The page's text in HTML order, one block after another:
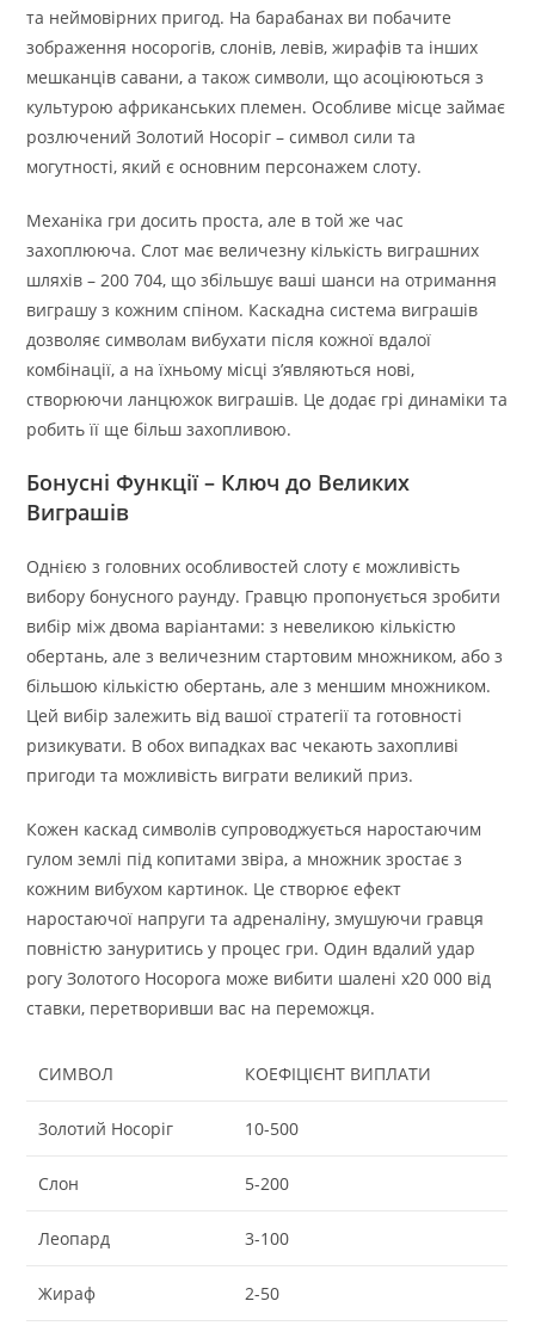
та неймовірних пригод. На барабанах ви побачите
зображення носорогів, слонів, левів, жирафів та інших
мешканців савани, а також символи, що асоціюються з
культурою африканських племен. Особливе місце займає
розлючений Золотий Носоріг – символ сили та
могутності, який є основним персонажем слоту.
Механіка гри досить проста, але в той же час
захоплююча. Слот має величезну кількість виграшних
шляхів – 200 704, що збільшує ваші шанси на отримання
виграшу з кожним спіном. Каскадна система виграшів
дозволяє символам вибухати після кожної вдалої
комбінації, а на їхньому місці з’являються нові,
створюючи ланцюжок виграшів. Це додає грі динаміки та
робить її ще більш захопливою.
Бонусні Функції – Ключ до Великих
Виграшів
Однією з головних особливостей слоту є можливість
вибору бонусного раунду. Гравцю пропонується зробити
вибір між двома варіантами: з невеликою кількістю
обертань, але з величезним стартовим множником, або з
більшою кількістю обертань, але з меншим множником.
Цей вибір залежить від вашої стратегії та готовності
ризикувати. В обох випадках вас чекають захопливі
пригоди та можливість виграти великий приз.
Кожен каскад символів супроводжується наростаючим
гулом землі під копитами звіра, а множник зростає з
кожним вибухом картинок. Це створює ефект
наростаючої напруги та адреналіну, змушуючи гравця
повністю зануритись у процес гри. Один вдалий удар
рогу Золотого Носорога може вибити шалені x20 000 від
ставки, перетворивши вас на переможця.
СИМВОЛ КОЕФІЦІЄНТ ВИПЛАТИ
Золотий Носоріг 10-500
Слон 5-200
Леопард 3-100
Жираф 2-50